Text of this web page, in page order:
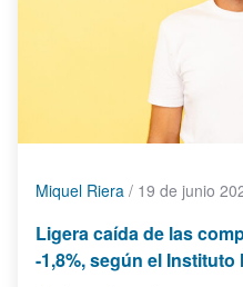
Miquel Riera / 19 de junio
Ligera caída de las
-1,8%, según el